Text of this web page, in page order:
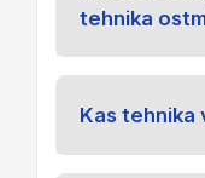
tehnika
Kas tehnika